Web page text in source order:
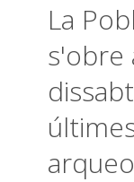
La
s'obre